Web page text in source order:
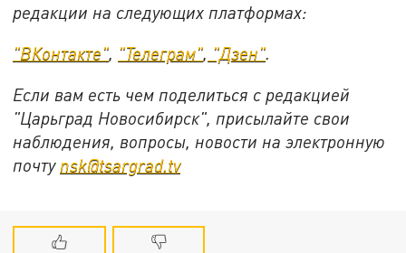
редакции на следующих платформах:
"ВКонтакте", "Телеграм", "Дзен".
Если вам есть чем поделиться с редакцией
"Царьград Новосибирск", присылайте свои
наблюдения, вопросы, новости на электронную
почту nsk@tsargrad.tv